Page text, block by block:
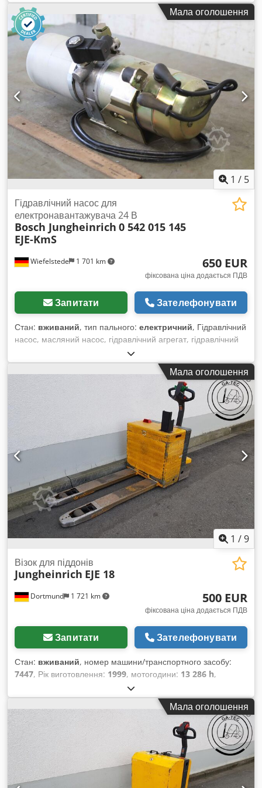
Jungheinrich з ручним керуванням. Фото додаються. Візок
має сліди використання. Вказана ціна без ПДВ. Огляд на
місці можливий. Якщо зацікавлені — звертайтесь. Dcodpfx
Aov Dttteqtok
Мала оголошення
1 / 5
Wiefelstede 1 701 km
Гідравлічний насос для
електронавантажувача 24 В
Bosch Jungheinrich 0 542 015 145
EJE-KmS
650 EUR
фіксована ціна додається ПДВ
Запитати Зателефонувати
Стан: вживаний, тип пального: електричний, Гідравлічний
насос, масляний насос, гідравлічний агрегат, гідравлічний
насос, електродвигун, двигун постійного струму, приводний
двигун, гідравлічний шестеренний насос, насос
гідропідсилювача керма Djdpfx Aqoizc Dmotock - Виробник:
Bosch, гідравлічний насос та гідравлічний агрегат з
комплектувального штабелера Jungheinrich типу EJE-KmS -
Тип гідравлічного насоса: - В комплекті: бак і керуючий
клапан - Розміри: 180/160/В370 мм - Вага: 11 кг
Мала оголошення
1 /9
Dortmund 1 721 km
Візок для піддонів
Jungheinrich EJE 18
500 EUR
фіксована ціна додається ПДВ
Запитати Зателефонувати
Стан: вживаний, номер машини/транспортного засобу:
7447, Рік виготовлення: 1999, мотогодини: 13 286 h,
, висота підйому:
пального:електричний, тип щогли:Сімплекс,
конструктивна висота:1 300 мм
, Деталі обладнання: Рік
випуску: 1999 Вантажопідйомність: 1800 кг Висота підйому:
220 мм Відпрацьовані мотогодини (за показником на
годиннику): 13286 годин Тип щогли: стандартна Висота
щогли: 830 мм Довжина/Ширина/Висота: 1830 / 690 / 1300
мм Експлуатаційна вага: 181 кг Акумулятор з: 2011 року
Додаткова інформація про обладнання: ----- Зазначені
Мала оголошення